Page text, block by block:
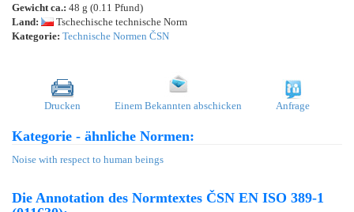
Gewicht ca.: 48 g (0.11 Pfund)
Land:
Tschechische technische Norm
Kategorie: Technische Normen ČSN
Drucken Einem Bekannten abschicken Anfrage
Kategorie - ähnliche Normen:
Noise with respect to human beings
Die Annotation des Normtextes ČSN EN ISO 389-1